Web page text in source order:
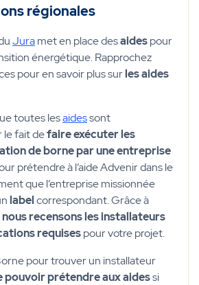
régionales
Juramet en place desaidespour
énergétique. Rapprochez
pour en savoir plus surles aides
toutes lesaidessont
le fait defaire exécuter les
de borne par une entreprise
prétendre à l’aide Advenir dans le
que l’entreprise missionnée
labelcorrespondant. Grâce à
nous recensons les installateurs
requisespour votre projet.
pour trouver un installateur
pouvoir prétendre aux aidessi